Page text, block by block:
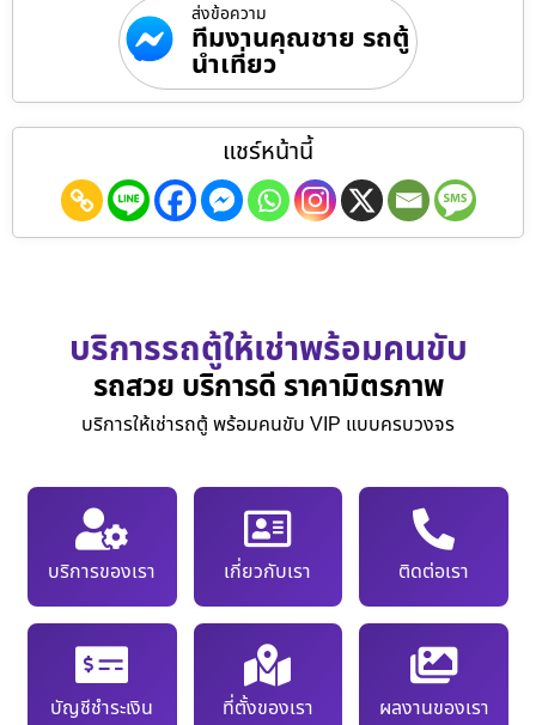
ส่งข้อความ
ทีมงานคุณชาย รถตู้
นำเที่ยว
แชร์หน้านี้
บริการรถตู้ให้เช่าพร้อมคนขับ
รถสวย บริการดี ราคามิตรภาพ
บริการให้เช่ารถตู้ พร้อมคนขับ VIP แบบครบวงจร
บริการของเรา เกี่ยวกับเรา ติดต่อเรา
บัญชีชำระเงิน ที่ตั้งของเรา ผลงานของเรา